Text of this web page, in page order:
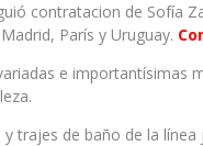
contratacion de Sofía
París y Uruguay.
e importantísimas
trajes de baño de la línea